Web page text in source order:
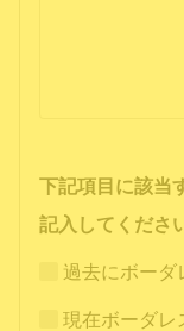
下記項目に該当
記入してくださ
過去にボーダ
現在ボーダレ